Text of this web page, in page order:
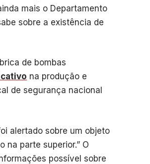
mais o Departamento
sobre a existência de
de bombas
na produção e
de segurança nacional
alertado sobre um objeto
na parte superior.” O
possível sobre